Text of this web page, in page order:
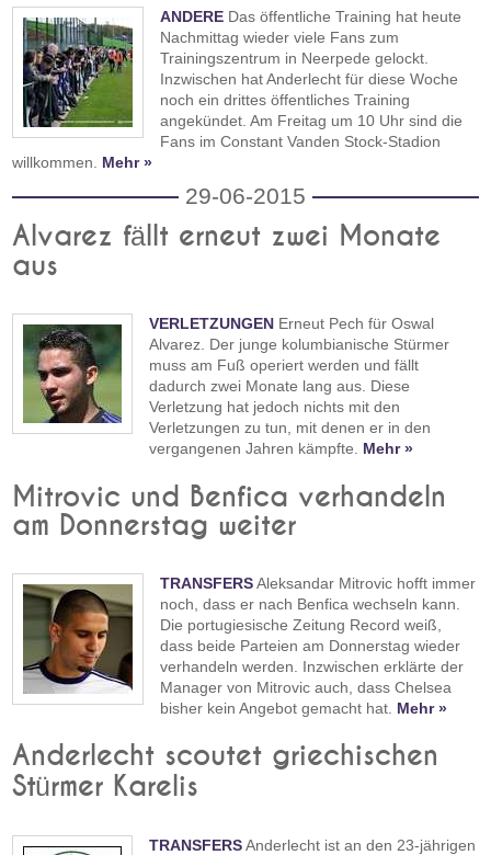
ANDERE Das öffentliche Training hat heute
Nachmittag wieder viele Fans zum
Trainingszentrum in Neerpede gelockt.
Inzwischen hat Anderlecht für diese Woche
noch ein drittes öffentliches Training
angekündet. Am Freitag um 10 Uhr sind die
Fans im Constant Vanden Stock-Stadion
willkommen. Mehr »
29-06-2015
Alvarez fällt erneut zwei Monate
aus
VERLETZUNGEN Erneut Pech für Oswal
Alvarez. Der junge kolumbianische Stürmer
muss am Fuß operiert werden und fällt
dadurch zwei Monate lang aus. Diese
Verletzung hat jedoch nichts mit den
Verletzungen zu tun, mit denen er in den
vergangenen Jahren kämpfte. Mehr »
Mitrovic und Benfica verhandeln
am Donnerstag weiter
TRANSFERSAleksandar Mitrovic hofft immer
noch, dass er nach Benfica wechseln kann.
Die portugiesische Zeitung Record weiß,
dass beide Parteien am Donnerstag wieder
verhandeln werden. Inzwischen erklärte der
Manager von Mitrovic auch, dass Chelsea
bisher kein Angebot gemacht hat. Mehr »
Anderlecht scoutet griechischen
Stürmer Karelis
TRANSFERSAnderlecht ist an den 23-jährigen